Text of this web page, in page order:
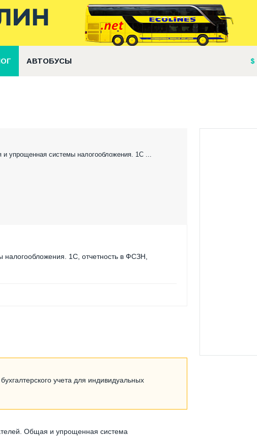
АВТОБУСЫ
упрощенная системы налогообложения. 1С ...
1С, отчетность в ФСЗН,
учета для индивидуальных
Общая и упрощенная система